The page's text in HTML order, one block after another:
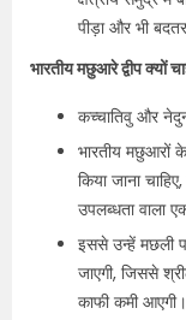
पीड़ा और भी
भारतीय मछुआरे द्वीप क्यों
कच्चातिवु और
भारतीय मछुआरों
किया जाना
उपलब्धता वाला
इससे उन्हें मछली
जाएगी, जिससे
काफी कमी आएगी।